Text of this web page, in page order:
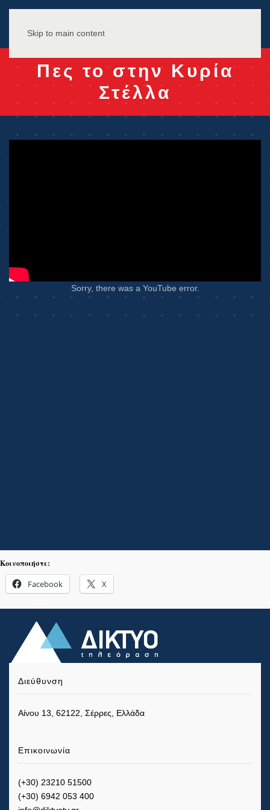
Skip to main content
Πες το στην Κυρία
Στέλλα
Sorry, there was a YouTube error.
Κοινοποιήστε:
Facebook X
Διεύθυνση
Αίνου 13, 62122, Σέρρες, Ελλάδα
Επικοινωνία
(+30) 23210 51500
(+30) 6942 053 400